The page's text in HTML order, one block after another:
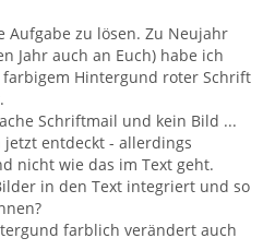
Aufgabe zu lösen. Zu Neujahr
Jahr auch an Euch) habe ich
Hintergund roter Schrift
Schriftmail und kein Bild ...
entdeckt - allerdings
nicht wie das im Text geht.
in den Text integriert und so
farblich verändert auch